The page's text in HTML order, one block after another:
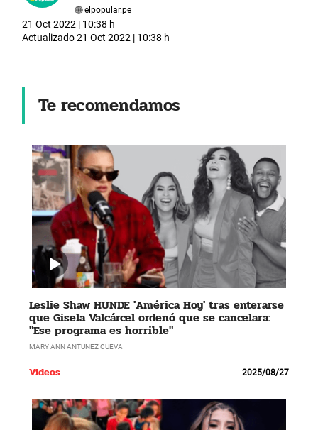
elpopular.pe
21 Oct 2022 | 10:38 h
Actualizado21 Oct 2022 | 10:38 h
Te recomendamos
Leslie Shaw HUNDE 'América Hoy' tras enterarse
que Gisela Valcárcel ordenó que se cancelara:
"Ese programa es horrible"
MARY ANN ANTUNEZ CUEVA
Videos 2025/08/27